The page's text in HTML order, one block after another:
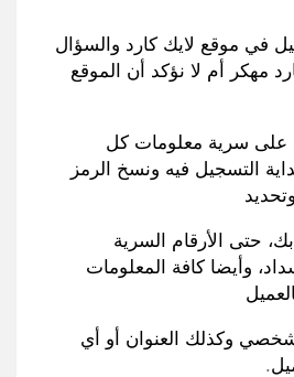
في موقع لايك كارد والسؤال
مهكر أم لا نؤكد أن الموقع
على سرية معلومات كل
التسجيل فيه ونسخ الرمز
حتى الأرقام السرية
، وأيضا كافة المعلومات
وكذلك العنوان أو أي
.